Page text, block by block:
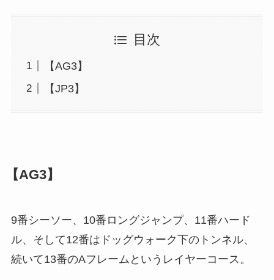
目次
【AG3】
【JP3】
【AG3】
9番シーソー、10番ロングジャンプ、11番ハード
ル、そして12番はドッグウォーク下のトンネル、
続いて13番のAフレームというレイヤーコース。